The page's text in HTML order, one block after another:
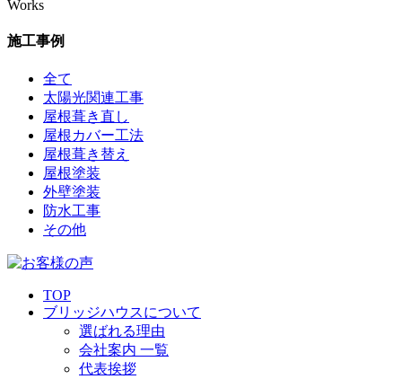
Works
施工事例
全て
太陽光関連工事
屋根葺き直し
屋根カバー工法
屋根葺き替え
屋根塗装
外壁塗装
防水工事
その他
TOP
ブリッジハウスについて
選ばれる理由
会社案内 一覧
代表挨拶